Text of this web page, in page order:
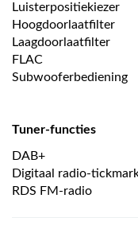
Luisterpositiekiezer
Hoogdoorlaatfilter
Laagdoorlaatfilter
FLAC
Subwooferbediening
Tuner-functies
DAB+
Digitaal radio-
RDS FM-radio